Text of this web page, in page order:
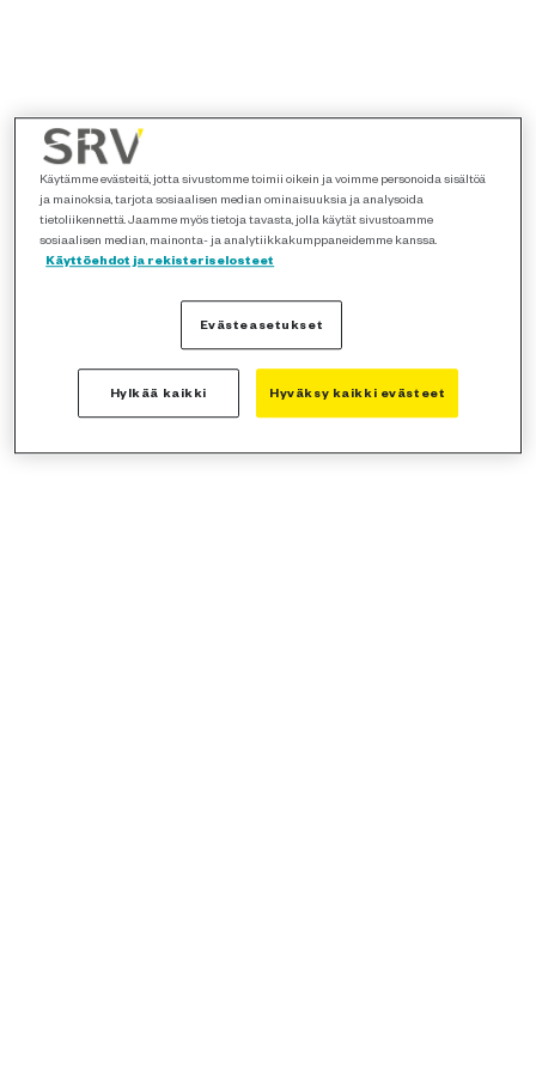
Käytämme evästeitä, jotta sivustomme toimii oikein ja voimme personoida sisältöä
ja mainoksia, tarjota sosiaalisen median ominaisuuksia ja analysoida
tietoliikennettä. Jaamme myös tietoja tavasta, jolla käytät sivustoamme
sosiaalisen median, mainonta- ja analytiikkakumppaneidemme kanssa.
Käyttöehdot ja rekisteriselosteet
Evästeasetukset
Hylkää kaikki Hyväksy kaikki evästeet